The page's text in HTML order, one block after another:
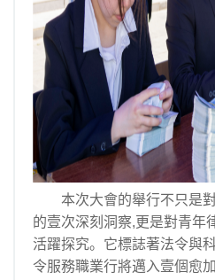
本次大會的舉行不只是對
的壹次深刻洞察,更是對青年
活躍探究。它標誌著法令與
令服務職業行將邁入壹個愈